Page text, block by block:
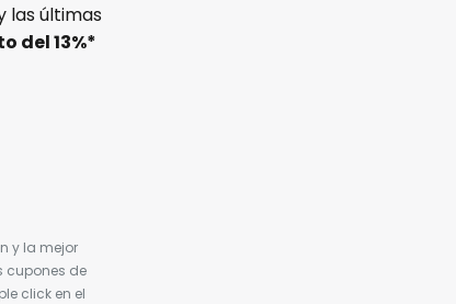
las últimas
del13%*
y la mejor
cupones de
click en el